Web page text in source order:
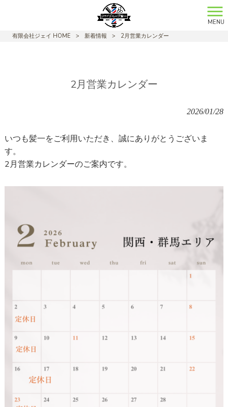
MENU
有限会社ジェイ HOME
> 新着情報 > 2月営業カレンダー
2月営業カレンダー
2026/01/28
いつも髪一をご利用いただき、誠にありがとうございま
す。
2月営業カレンダーのご案内です。